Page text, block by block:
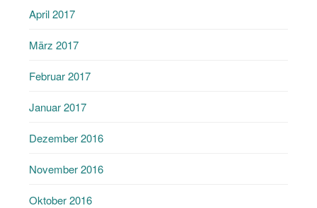
April 2017
März 2017
Februar 2017
Januar 2017
Dezember 2016
November 2016
Oktober 2016